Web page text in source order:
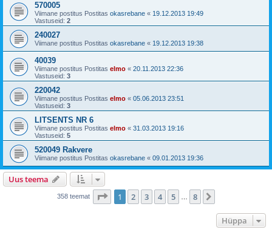
570005
Viimane postitus Postitas okasrebane « 19.12.2013 19:49
Vastuseid: 2
240027
Viimane postitus Postitas okasrebane « 19.12.2013 19:38
40039
Viimane postitus Postitas elmo « 20.11.2013 22:36
Vastuseid: 3
220042
Viimane postitus Postitas elmo « 05.06.2013 23:51
Vastuseid: 3
LITSENTS NR 6
Viimane postitus Postitas elmo « 31.03.2013 19:16
Vastuseid: 5
520049 Rakvere
Viimane postitus Postitas okasrebane « 09.01.2013 19:36
Uus teema
358 teemat . leht8 -st
1 2 3 4 5 8
Hüppa